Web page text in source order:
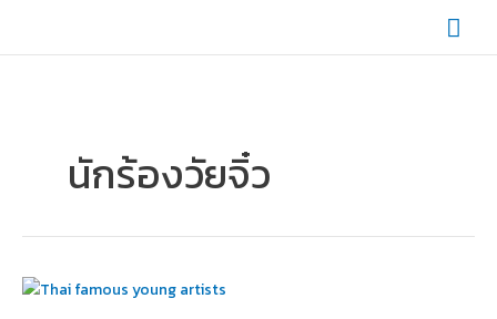
content
นักร้องวัยจิ๋ว
4